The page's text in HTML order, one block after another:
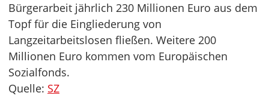
Bürgerarbeit jährlich 230 Millionen Euro aus dem
Topf für die Eingliederung von
Langzeitarbeitslosen fließen. Weitere 200
Millionen Euro kommen vom Europäischen
Sozialfonds.
Quelle: SZ